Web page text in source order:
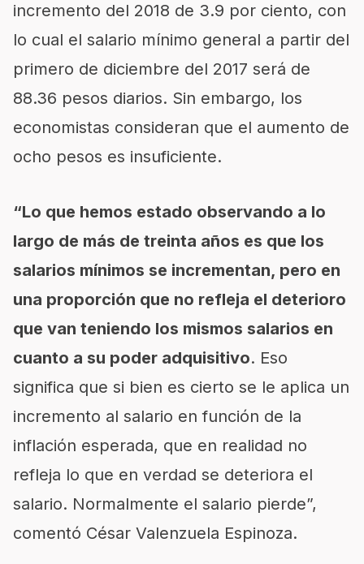
incremento del 2018 de 3.9 por ciento, con
lo cual el salario mínimo general a partir del
primero de diciembre del 2017 será de
88.36 pesos diarios. Sin embargo, los
economistas consideran que el aumento de
ocho pesos es insuficiente.
“Lo que hemos estado observando a lo
largo de más de treinta años es que los
salarios mínimos se incrementan, pero en
una proporción que no refleja el deterioro
que van teniendo los mismos salarios en
cuanto a su poder adquisitivo. Eso
significa que si bien es cierto se le aplica un
incremento al salario en función de la
inflación esperada, que en realidad no
refleja lo que en verdad se deteriora el
salario. Normalmente el salario pierde”,
comentó César Valenzuela Espinoza.